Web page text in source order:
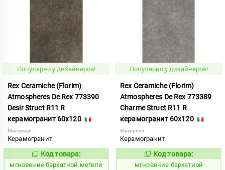
Популярно у дизайнеров!
Rex Ceramiche (Florim)
Atmospheres De Rex 773390
Desir Struct R11 R
керамогранит 60x120
Материал:
Керамогранит
937925
Код товара:
мгновение бархатной метели
Популярно у дизайнеров!
Rex Ceramiche (Florim)
Atmospheres De Rex 773389
Charme Struct R11 R
керамогранит 60x120
Материал:
Керамогранит
937924
Код товара:
мгновение бархатной